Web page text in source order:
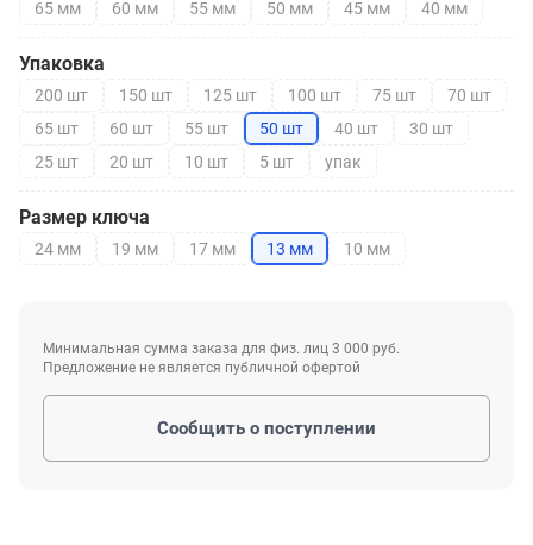
65 мм
60 мм 55 мм 50 мм 45 мм 40 мм
Упаковка
200 шт 150 шт 125 шт 100 шт 75 шт
70 шт
65 шт
60 шт 55 шт 50 шт 40 шт
30 шт
25 шт
20 шт 10 шт 5 шт упак
Размер ключа
24 мм 19 мм 17 мм 13 мм 10 мм
Минимальная сумма заказа для физ. лиц 3 000 руб.
Предложение не является публичной офертой
Сообщить о поступлении